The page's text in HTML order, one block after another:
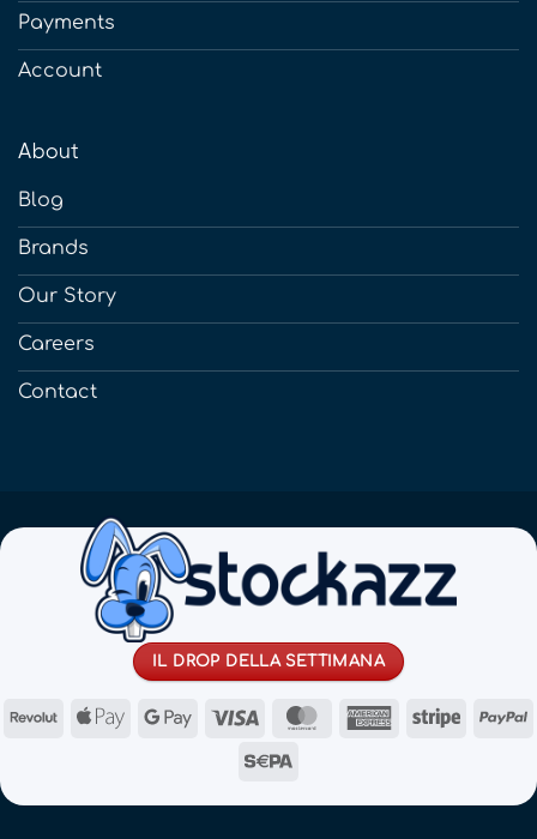
Payments
Account
About
Blog
Brands
Our Story
Careers
Contact
IL DROP DELLA SETTIMANA
RevolutApple GoogleVisa MasterCardAmericanStripe